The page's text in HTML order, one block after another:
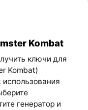
Kombat
ключи для
Kombat)
генератор и